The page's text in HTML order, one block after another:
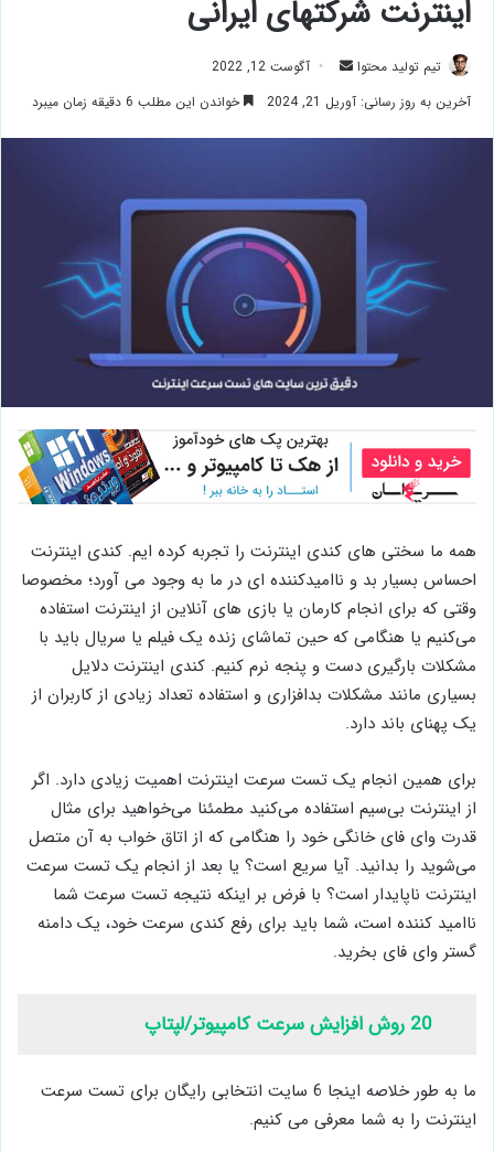
اینترنت شرکتهای ایرانی
تیم تولید محتوا
ارسال
ایمیل
آگوست 12, 2022
آخرین به روز رسانی: آوریل 21, 2024
خواندن این مطلب 6 دقیقه زمان میبرد
همه ما سختی های کندی اینترنت را تجربه کرده ‌ایم. کندی اینترنت
احساس بسیار بد و ناامید‌کننده ای در ما به وجود می آورد؛ مخصوصا
وقتی که برای انجام کارمان یا بازی های آنلاین از اینترنت استفاده
می‌کنیم یا هنگامی که حین تماشای زنده یک فیلم یا سریال باید با
مشکلات بارگیری دست و پنجه نرم کنیم. کندی اینترنت دلایل
بسیاری مانند مشکلات بدافزاری و استفاده تعداد زیادی از کاربران از
یک پهنای باند دارد.
برای همین انجام یک تست سرعت اینترنت اهمیت زیادی دارد. اگر
از اینترنت بی‌سیم استفاده می‌کنید مطمئنا می‌خواهید برای مثال
قدرت وای فای خانگی خود را هنگامی که از اتاق خواب به آن متصل
می‌شوید را بدانید. آیا سریع است؟ یا بعد از انجام یک تست سرعت
اینترنت ناپایدار است؟ با فرض بر اینکه نتیجه تست سرعت شما
ناامید کننده است، شما باید برای رفع کندی سرعت خود، یک دامنه
گستر وای فای بخرید.
20 روش افزایش سرعت کامپیوتر/لپتاپ
ما به طور خلاصه اینجا 6 سایت انتخابی رایگان برای تست سرعت
اینترنت را به شما معرفی می کنیم.